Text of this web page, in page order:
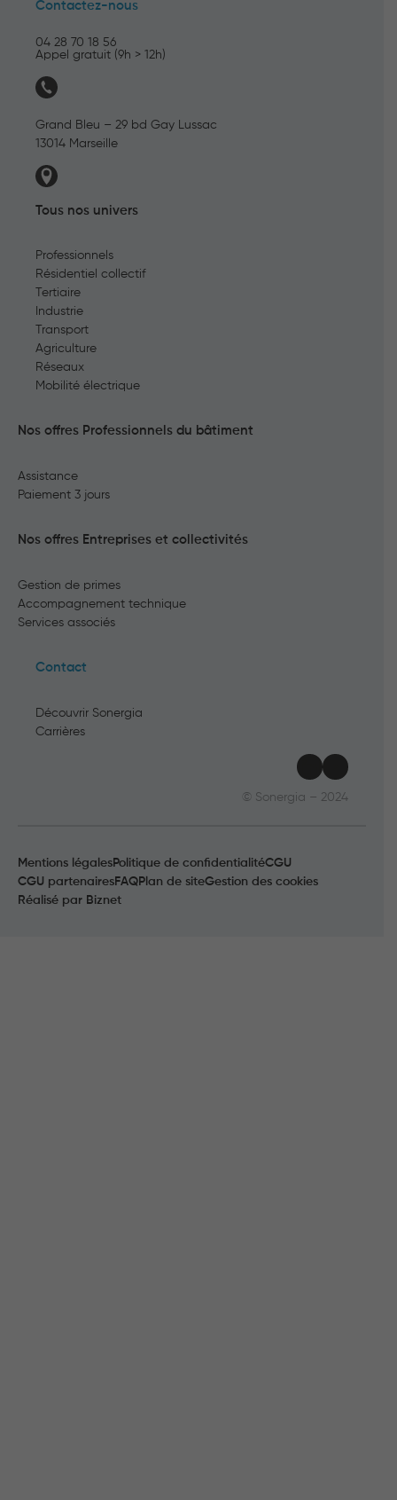
Contactez-nous
04 28 70 18 56
Appel gratuit (9h > 12h)
Grand Bleu – 29 bd Gay Lussac
13014 Marseille
Tous nos univers
Professionnels
Résidentiel collectif
Tertiaire
Industrie
Transport
Agriculture
Réseaux
Mobilité électrique
Nos offres Professionnels du bâtiment
Assistance
Paiement 3 jours
Nos offres Entreprises et collectivités
Gestion de primes
Accompagnement technique
Services associés
Contact
Découvrir Sonergia
Carrières
LinkedIn
© Sonergia – 2024
Mentions légalesPolitique de confidentialitéCGU
CGU partenairesFAQPlan de siteGestion des cookies
Réalisé par Biznet